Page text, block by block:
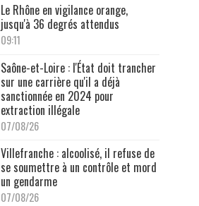
Le Rhône en vigilance orange,
jusqu'à 36 degrés attendus
09:11
Saône-et-Loire : l'État doit trancher
sur une carrière qu'il a déjà
sanctionnée en 2024 pour
extraction illégale
07/08/26
Villefranche : alcoolisé, il refuse de
se soumettre à un contrôle et mord
un gendarme
07/08/26